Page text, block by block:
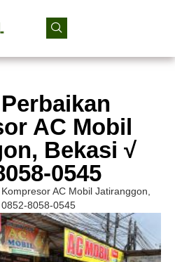
AC Mobil
Bekasi √
0545
AC Mobil Jatiranggon,
0852-8058-0545